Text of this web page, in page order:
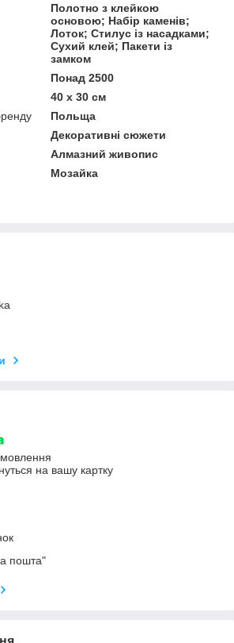
Полотно з клейкою
основою; Набір каменів;
Лоток; Стилус із насадками;
Сухий клей; Пакети із
замком
Понад 2500
40 x 30 см
Польща
Декоративні сюжети
Алмазний живопис
Мозайка
на вашу картку
пошта"